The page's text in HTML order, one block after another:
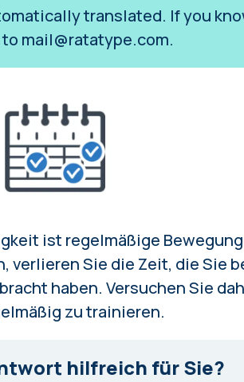
translated. If you
mail@ratatype.com.
ist regelmäßige
Sie die Zeit, die Sie
haben. Versuchen Sie
zu trainieren.
hilfreich für Sie?